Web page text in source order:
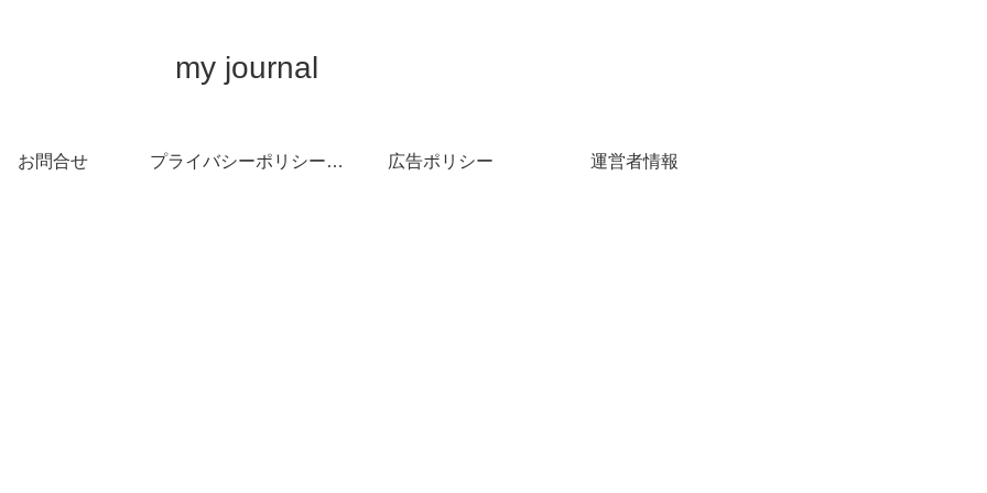
my journal
お問合せ プライバシーポリシー・免責事項 広告ポリシー 運営者情報